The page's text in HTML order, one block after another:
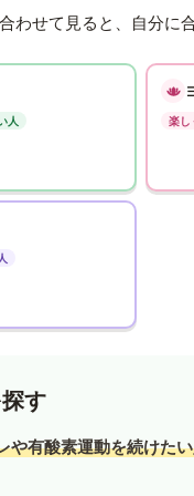
わせて見ると、自分に
人
楽し
す
や有酸素運動を続けた